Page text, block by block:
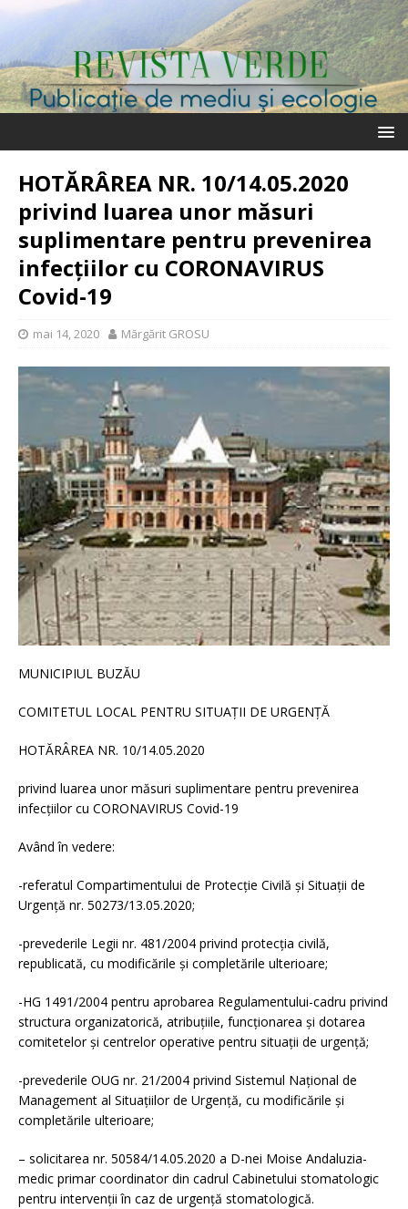
HOTĂRÂREA NR. 10/14.05.2020
privind luarea unor măsuri
suplimentare pentru prevenirea
infecțiilor cu CORONAVIRUS
Covid-19
mai 14, 2020 Mărgărit GROSU
MUNICIPIUL BUZĂU
COMITETUL LOCAL PENTRU SITUAȚII DE URGENȚĂ
HOTĂRÂREA NR. 10/14.05.2020
privind luarea unor măsuri suplimentare pentru prevenirea
infecțiilor cu CORONAVIRUS Covid-19
Având în vedere:
-referatul Compartimentului de Protecție Civilă și Situații de
Urgență nr. 50273/13.05.2020;
-prevederile Legii nr. 481/2004 privind protecția civilă,
republicată, cu modificările și completările ulterioare;
-HG 1491/2004 pentru aprobarea Regulamentului-cadru privind
structura organizatorică, atribuţiile, funcţionarea şi dotarea
comitetelor şi centrelor operative pentru situaţii de urgenţă;
-prevederile OUG nr. 21/2004 privind Sistemul Naţional de
Management al Situaţiilor de Urgenţă, cu modificările și
completările ulterioare;
– solicitarea nr. 50584/14.05.2020 a D-nei Moise Andaluzia-
medic primar coordinator din cadrul Cabinetului stomatologic
pentru intervenții în caz de urgență stomatologică.